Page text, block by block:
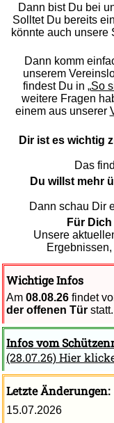
Dann bist Du bei
Solltet Du bereits
könnte auch unsere
Dann komm
unserem
findest Du in „So
weitere Fragen
einem aus unserer
Dir ist es wichtig
Das
Du willst mehr
Dann schau Dir
Für
Unsere
Ergebnissen,
Wichtige Infos
Am 08.08.26 findet
der offenen Tür statt.
Infos vom
(28.07.26) Hier
Letzte Änderungen:
15.07.2026